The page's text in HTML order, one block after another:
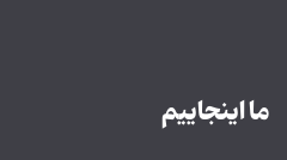
ما اینجاییم